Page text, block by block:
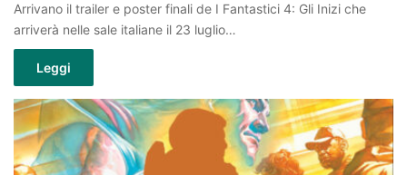
Arrivano il trailer e poster finali de I Fantastici 4: Gli Inizi che
arriverà nelle sale italiane il 23 luglio…
Leggi